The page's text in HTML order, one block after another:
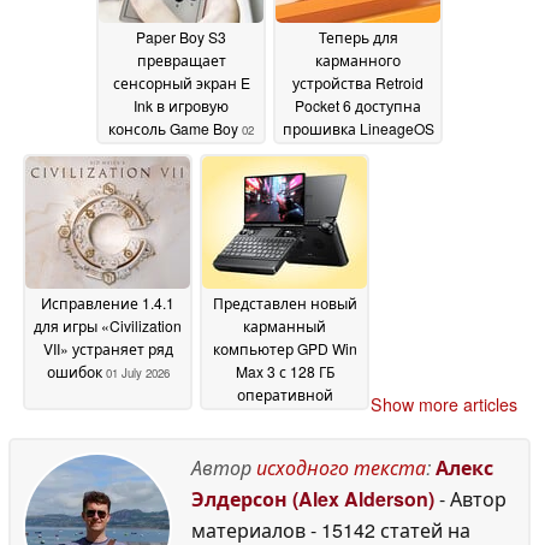
Paper Boy S3
превращает
сенсорный экран E
Ink в игровую
консоль Game Boy 02
July 2026
Теперь для
карманного
устройства Retroid
Pocket 6 доступна
прошивка LineageOS
02 July 2026
Исправление 1.4.1
для игры «Civilization
VII» устраняет ряд
ошибок 01 July 2026
Представлен новый
карманный
компьютер GPD Win
Max 3 с 128 ГБ
оперативной
обновления 165 Гц01
Show more articles
Авторисходного текста:Алекс
Элдерсон (Alex Alderson)- Автор
материалов- 15142 статей на